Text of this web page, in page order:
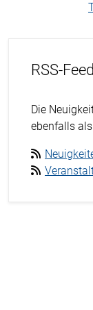
RSS-Feed
Die
ebenfalls als